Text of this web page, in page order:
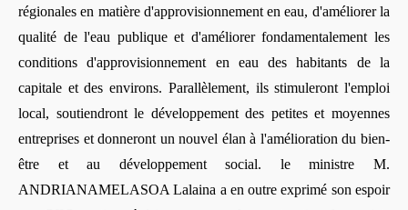
régionales en matière d'approvisionnement en eau, d'améliorer la
qualité de l'eau publique et d'améliorer fondamentalement les
conditions d'approvisionnement en eau des habitants de la
capitale et des environs. Parallèlement, ils stimuleront l'emploi
local, soutiendront le développement des petites et moyennes
entreprises et donneront un nouvel élan à l'amélioration du bien-
être et au développement social. le ministre M.
ANDRIANAMELASOA Lalaina a en outre exprimé son espoir